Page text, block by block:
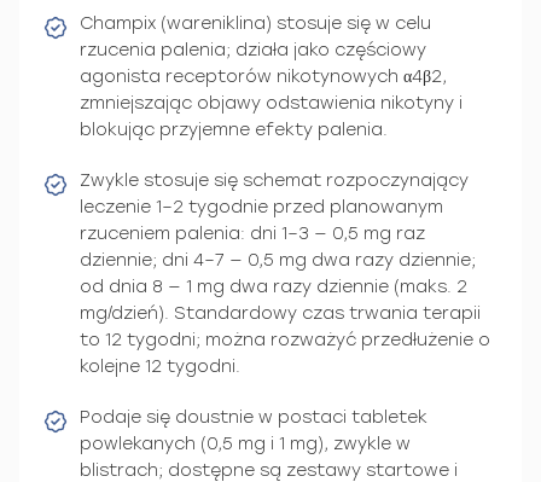
Champix (wareniklina) stosuje się w celu
rzucenia palenia; działa jako częściowy
agonista receptorów nikotynowych α4β2,
zmniejszając objawy odstawienia nikotyny i
blokując przyjemne efekty palenia.
Zwykle stosuje się schemat rozpoczynający
leczenie 1–2 tygodnie przed planowanym
rzuceniem palenia: dni 1–3 — 0,5 mg raz
dziennie; dni 4–7 — 0,5 mg dwa razy dziennie;
od dnia 8 — 1 mg dwa razy dziennie (maks. 2
mg/dzień). Standardowy czas trwania terapii
to 12 tygodni; można rozważyć przedłużenie o
kolejne 12 tygodni.
Podaje się doustnie w postaci tabletek
powlekanych (0,5 mg i 1 mg), zwykle w
blistrach; dostępne są zestawy startowe i